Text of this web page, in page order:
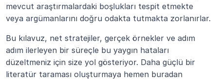
mevcut araştırmalardaki boşlukları tespit etmekte
veya argümanlarını doğru odakta tutmakta zorlanırlar.
Bu kılavuz, net stratejiler, gerçek örnekler ve adım
adım ilerleyen bir süreçle bu yaygın hataları
düzeltmeniz için size yol gösteriyor. Daha güçlü bir
literatür taraması oluşturmaya hemen buradan